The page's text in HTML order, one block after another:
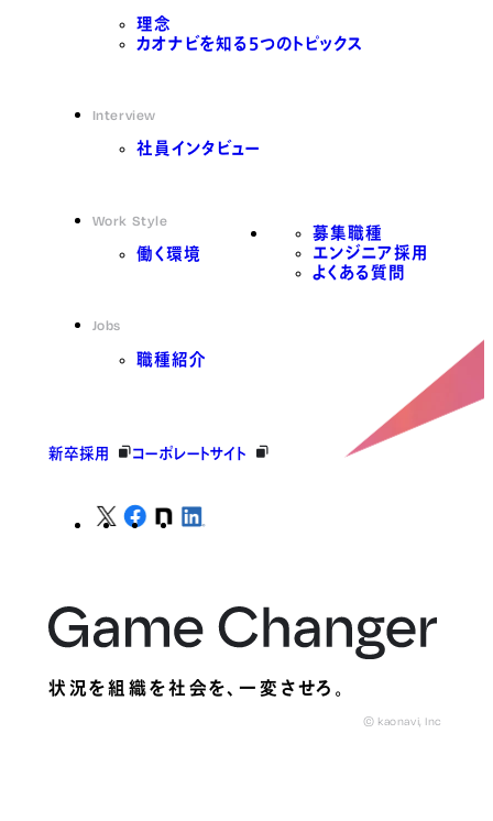
理念
カオナビを知る5つのトピックス
Interview
社員インタビュー
Work Style
働く環境
Jobs
職種紹介
募集職種
エンジニア採用
よくある質問
新卒採用 コーポレートサイト
状況を組織を社会を、一変させろ。
© kaonavi, Inc